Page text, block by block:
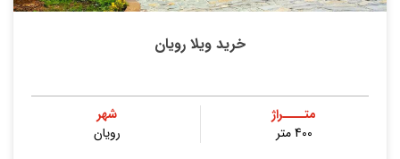
خرید ویلا رویان
متــــراژ
400 متر
شهر
رویان